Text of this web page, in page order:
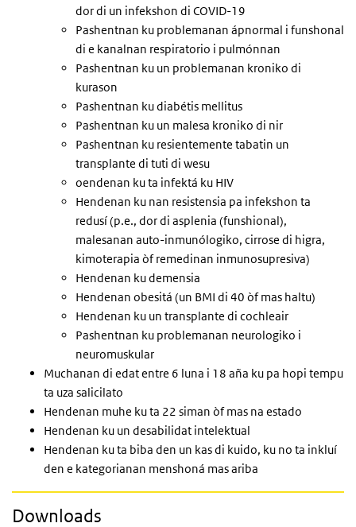
dor di un infekshon di COVID-19
Pashentnan ku problemanan ápnormal i funshonal
di e kanalnan respiratorio i pulmónnan
Pashentnan ku un problemanan kroniko di
kurason
Pashentnan ku diabétis mellitus
Pashentnan ku un malesa kroniko di nir
Pashentnan ku resientemente tabatin un
transplante di tuti di wesu
oendenan ku ta infektá ku HIV
Hendenan ku nan resistensia pa infekshon ta
redusí (p.e., dor di asplenia (funshional),
malesanan auto-inmunólogiko, cirrose di higra,
kimoterapia òf remedinan inmunosupresiva)
Hendenan ku demensia
Hendenan obesitá (un BMI di 40 òf mas haltu)
Hendenan ku un transplante di cochleair
Pashentnan ku problemanan neurologiko i
neuromuskular
Muchanan di edat entre 6 luna i 18 aña ku pa hopi tempu
ta uza salicilato
Hendenan muhe ku ta 22 siman òf mas na estado
Hendenan ku un desabilidat intelektual
Hendenan ku ta biba den un kas di kuido, ku no ta inkluí
den e kategorianan menshoná mas ariba
Downloads